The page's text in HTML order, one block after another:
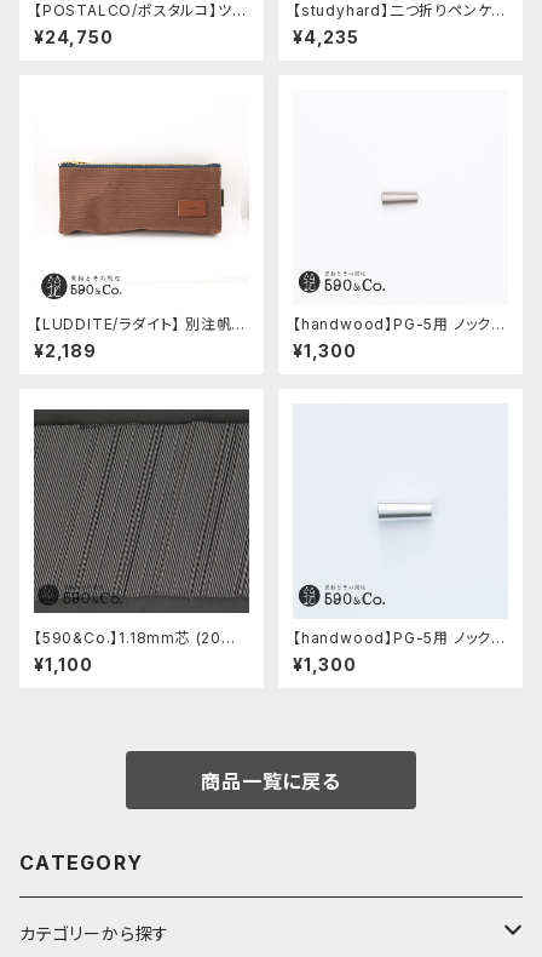
【POSTALCO/ポスタルコ】ツー
ルボックス (Olive Green)
¥24,750
【studyhard】二つ折りペンケー
ス ミニマムコンパクトサイズ
(カーキ)
¥4,235
【LUDDITE/ラダイト】 別注帆布
ベンディペンケース (コーヒー)
¥2,189
【handwood】PG-5用 ノック部
カバー (ステンレス)
¥1,300
【590&Co.】1.18mm芯 (20本
入り)
¥1,100
【handwood】PG-5用 ノック部
カバー (超超ジュラルミン)
¥1,300
商品一覧に戻る
CATEGORY
カテゴリーから探す